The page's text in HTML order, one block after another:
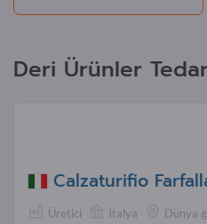
Deri Ürünler
Calzaturifio
Üretici Italya Dünya